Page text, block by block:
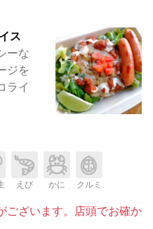
ス
ーな
ジを
ライ
えび かに クルミ
ございます。店頭でお確か